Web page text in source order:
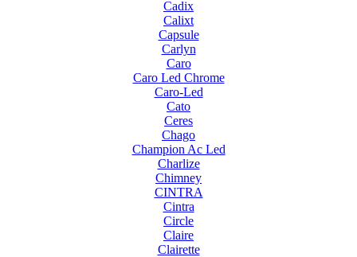
Cadix
Calixt
Capsule
Carlyn
Caro
Caro Led Chrome
Caro-Led
Cato
Ceres
Chago
Champion Ac Led
Charlize
Chimney
CINTRA
Cintra
Circle
Claire
Clairette